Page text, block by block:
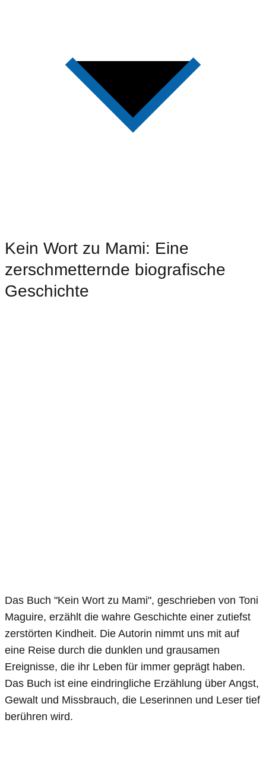
Kein Wort zu Mami: Eine
zerschmetternde biografische
Geschichte
Das Buch "Kein Wort zu Mami", geschrieben von Toni
Maguire, erzählt die wahre Geschichte einer zutiefst
zerstörten Kindheit. Die Autorin nimmt uns mit auf
eine Reise durch die dunklen und grausamen
Ereignisse, die ihr Leben für immer geprägt haben.
Das Buch ist eine eindringliche Erzählung über Angst,
Gewalt und Missbrauch, die Leserinnen und Leser tief
berühren wird.